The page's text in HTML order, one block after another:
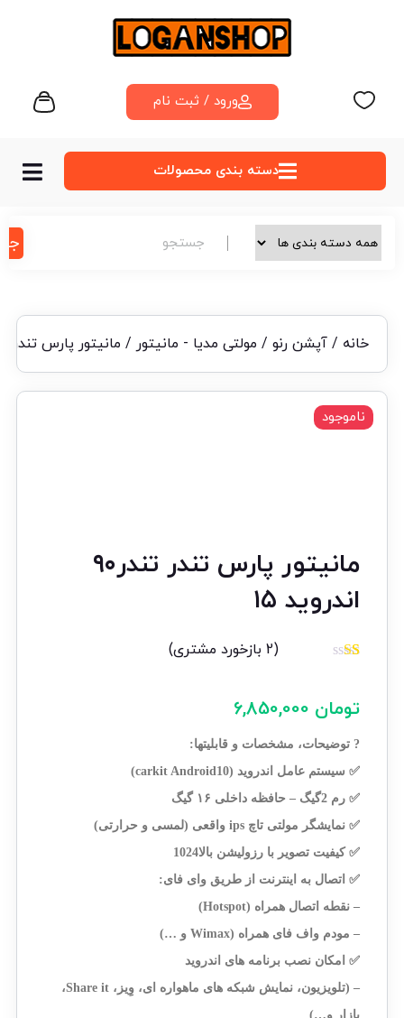
ورود / ثبت نام
دسته‌ بندی محصولات
خانه / آپشن رنو/ مولتی مدیا - مانیتور / مانیتور پارس تندر تندر۹۰
مانیتور پارس تندر تندر۹۰
اندروید ۱۵
از
5
امتیازدهی
(
2 بازخورد مشتری)
تومان
? توضیحات، مشخصات و قابلیتها:
✅ سیستم عامل اندروید (carkit Android10)
✅ رم 2گیگ – حافظه داخلی ۱۶ گیگ
✅ نمایشگر مولتی تاچ ips واقعی (لمسی و حرارتی)
✅ کیفیت تصویر با رزولیشن بالا1024
✅ اتصال به اینترنت از طریق وای فای:
– نقطه اتصال همراه (Hotspot)
– مودم واف فای همراه (Wimax و …)
✅ امکان نصب برنامه های اندروید
– (تلویزیون، نمایش شبکه های ماهواره ای، وِیز، Share it،
بازار و…)
ناموجود